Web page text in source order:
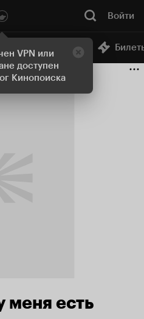
VPN или
доступен
Кинопоиска
Войти
Онлайн-кинотеатр
меня есть